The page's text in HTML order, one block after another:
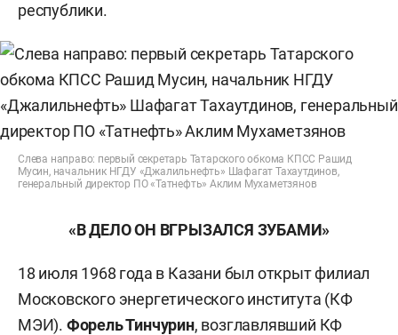
республики.
Слева направо: первый секретарь Татарского обкома КПСС Рашид
Мусин, начальник НГДУ «Джалильнефть» Шафагат Тахаутдинов,
генеральный директор ПО «Татнефть» Аклим Мухаметзянов
«В ДЕЛО ОН ВГРЫЗАЛСЯ ЗУБАМИ»
18 июля 1968 года в Казани был открыт филиал
Московского энергетического института (КФ
МЭИ). Форель Тинчурин, возглавлявший КФ